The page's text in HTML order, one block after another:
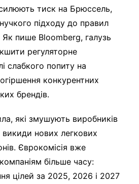
тиск на Брюссель,
підходу до правил
пише Bloomberg, галузь
регуляторне
слабкого попиту на
конкурентних
брендів.
які змушують виробників
нових легкових
Єврокомісія вже
більше часу:
цілей за 2025, 2026 і 2027